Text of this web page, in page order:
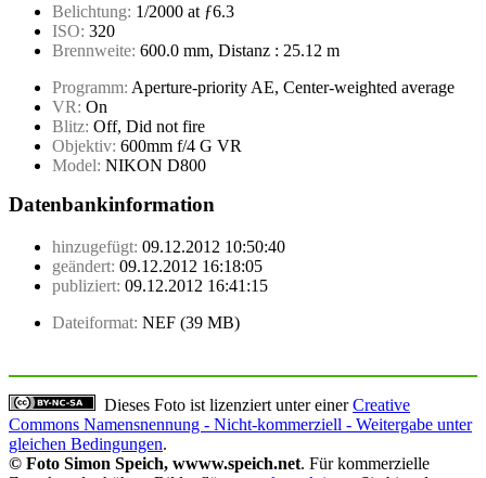
Belichtung: 1/2000 at ƒ6.3
ISO: 320
Brennweite: 600.0 mm, Distanz : 25.12 m
Programm: Aperture-priority AE, Center-weighted average
VR: On
Blitz: Off, Did not fire
Objektiv: 600mm f/4 G VR
Model: NIKON D800
Datenbankinformation
hinzugefügt: 09.12.2012 10:50:40
geändert: 09.12.2012 16:18:05
publiziert: 09.12.2012 16:41:15
Dateiformat: NEF (39 MB)
Dieses Foto ist lizenziert unter einerCreative
Commons Namensnennung - Nicht-kommerziell - Weitergabe unter
gleichen Bedingungen.
© Foto Simon Speich, wwww.speich.net. Für kommerzielle